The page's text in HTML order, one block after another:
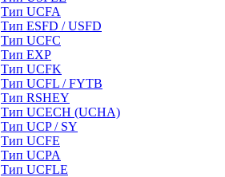
Тип UCFA
Тип ESFD / USFD
Тип UCFC
Тип EXP
Тип UCFK
Тип UCFL / FYTB
Тип RSHEY
Тип UCECH (UCHA)
Тип UCP / SY
Тип UCFE
Тип UCPA
Тип UCFLE